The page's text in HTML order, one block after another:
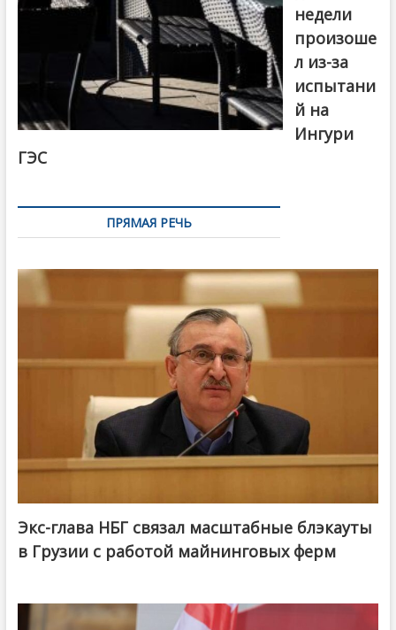
недели
произоше
л из-за
испытани
й на
Ингури
ГЭС
ПРЯМАЯ РЕЧЬ
Экс-глава НБГ связал масштабные блэкауты
в Грузии с работой майнинговых ферм